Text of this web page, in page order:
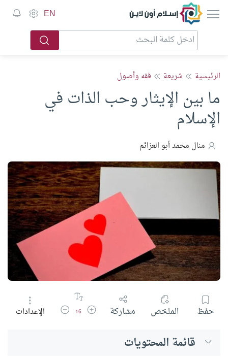
إسلام أون لاين EN
الرئيسية شريعة فقه وأصول
ما بين الإيثار وحب الذات في
الإسلام
منال محمد أبو العزائم
حفظ الملخص مشاركة زيادة حجم الخط
16 تقليل حجم الخط
الإعدادات
قائمة المحتويات